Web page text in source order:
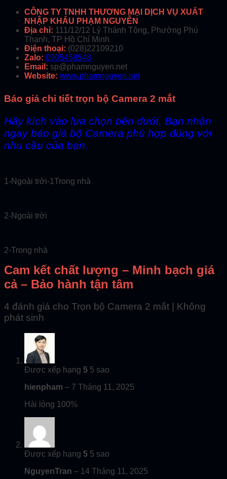
CÔNG TY TNHH THƯƠNG MẠI DỊCH VỤ XUẤT
NHẬP KHẨU PHẠM NGUYỄN
Địa chỉ: 111/12/12 Lý Thánh Tông, Phường Phú
Thạnh, TP Hồ Chí Minh
Điện thoại: (028)22109210
Zalo: 0905458548
Email: sp@phamnguyen.net
Website: www.phamnguyen.net
Báo giá chi tiết trọn bộ Camera 2 mắt
Hãy kích vào lựa chọn bên dưới, Bạn nhận
ngay báo giá bộ Camera phù hợp đúng với
nhu cầu của bạn.
1-Ngoài trời-1Trong nhà
2-Ngoài trời
2-Trong nhà
Cam kết chất lượng – Minh bạch giá
cả – Bảo hành tận tâm
4 đánh giá cho Trọn bộ Camera 2 mắt | Không
phát sinh
Được xếp hạng 5 5 sao
hienpham – 7 Tháng 11, 2025
Hài lòng 100%
Được xếp hạng 5 5 sao
NguyenTran – 14 Tháng 11, 2025